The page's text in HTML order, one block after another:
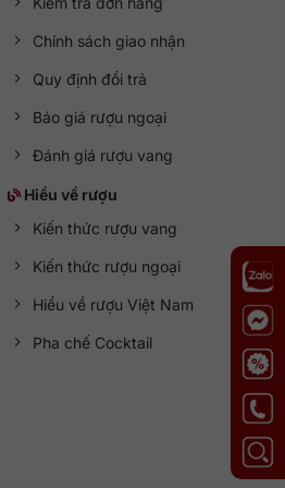
nhập khẩu chính hãng, đảm
Chính sách giao nhận
Quy định đổi trả
Báo giá rượu ngoại
Đánh giá rượu vang
Hiểu về rượu
Kiến thức rượu vang
Kiến thức rượu ngoại
Hiểu về rượu Việt Nam
Pha chế Cocktail